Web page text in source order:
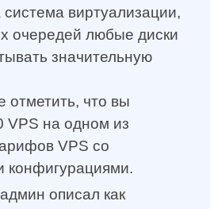
виртуализации,
очередей любые диски
значительную
отметить, что вы
VPS на одном из
VPS со
конфигурациями.
описал как